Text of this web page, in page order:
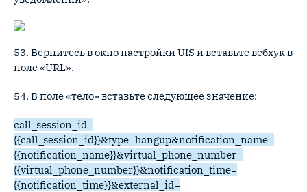
53. Вернитесь в окно настройки UIS и вставьте вебхук в
поле «URL».
54. В поле «тело» вставьте следующее значение:
call_session_id=
{{call_session_id}}&type=hangup&notification_name=
{{notification_name}}&virtual_phone_number=
{{virtual_phone_number}}&notification_time=
{{notification_time}}&external_id=